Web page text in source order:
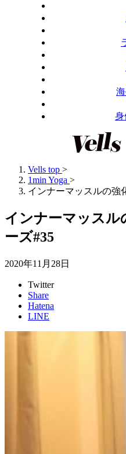
身
Vells top >
1min Yoga >
インナーマッスルの強
インナーマッスル
ーズ#35
2020年11月28日
Twitter
Share
Hatena
LINE